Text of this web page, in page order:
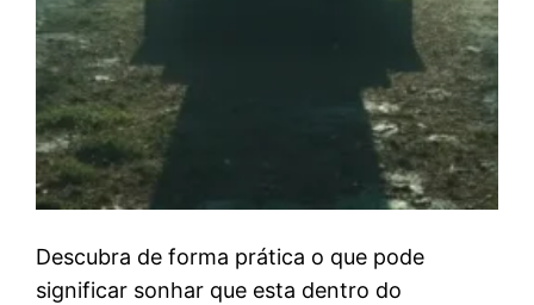
Descubra de forma prática o que pode
significar sonhar que esta dentro do